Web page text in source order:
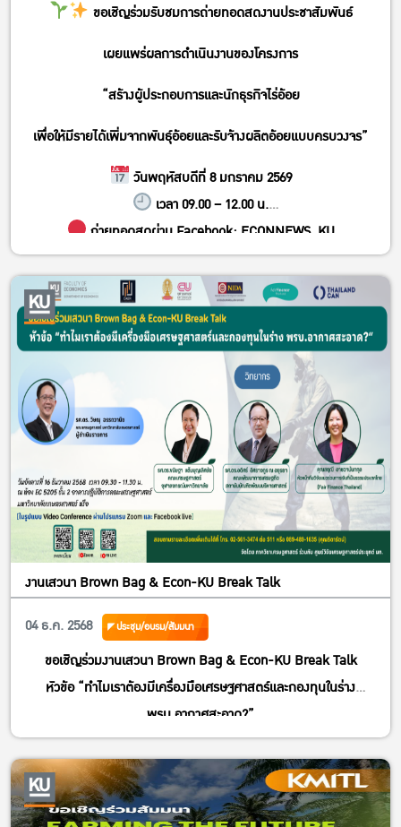
ขอเชิญร่วมรับชมการถ่ายทอดสดงานประชาสัมพันธ์
เผยแพร่ผลการดำเนินงานของโครงการ
“สร้างผู้ประกอบการและนักธุรกิจไร่อ้อย
เพื่อให้มีรายได้เพิ่มจากพันธุ์อ้อยและรับจ้างผลิตอ้อยแบบครบวงจร”
วันพฤหัสบดีที่ 8 มกราคม 2569
เวลา 09.00 – 12.00 น.
ถ่ายทอดสดผ่าน Facebook: ECONNEWS_KU
งานเสวนา Brown Bag & Econ-KU Break Talk
04 ธ.ค. 2568
ประชุม/อบรม/สัมมนา
ขอเชิญร่วมงานเสวนา Brown Bag & Econ-KU Break Talk
หัวข้อ “ทำไมเราต้องมีเครื่องมือเศรษฐศาสตร์และกองทุนในร่าง
พรบ.อากาศสะอาด?”
วันอังคารที่ 16 ธันวาคม 2568 เวลา 09.30 – 11.30 น.
ณ ห้อง EC 5205 ชั้น 2 อาคารปฏิบัติการคณะเศรษฐศาสตร์
มหาวิทยาลัยเกษตรศาสตร์ หรือทางออนไลน์
Join Zoom Meetinghttps://zoom.us/j/94775172589?